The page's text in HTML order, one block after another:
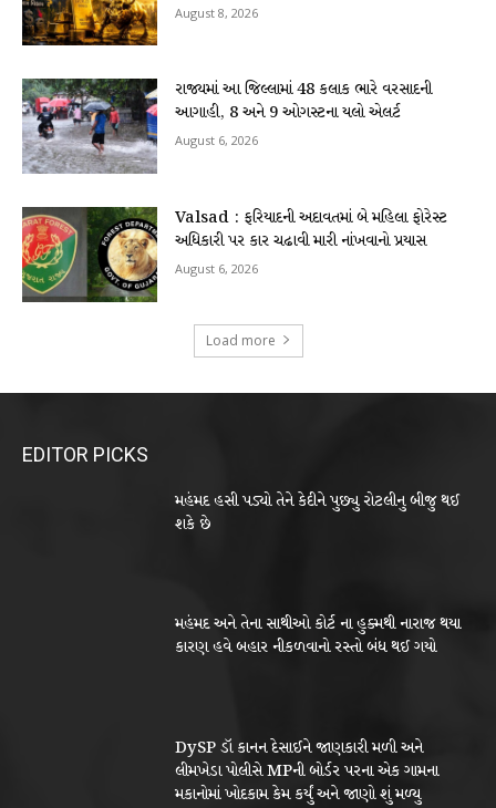
August 8, 2026
રાજ્યમાં આ જિલ્લામાં 48 કલાક ભારે વરસાદની
આગાહી, 8 અને 9 ઓગસ્ટના યલો એલર્ટ
August 6, 2026
Valsad : ફરિયાદની અદાવતમાં બે મહિલા ફોરેસ્ટ
અધિકારી પર કાર ચઢાવી મારી નાંખવાનો પ્રયાસ
August 6, 2026
Load more
EDITOR PICKS
મહંમદ હસી પડ્યો તેને કેદીને પુછ્યુ રોટલીનુ બીજુ થઈ
શકે છે
મહંમદ અને તેના સાથીઓ કોર્ટ ના હુક્મથી નારાજ થયા
કારણ હવે બહાર નીકળવાનો રસ્તો બંધ થઈ ગયો
DySP ડૉ કાનન દેસાઈને જાણકારી મળી અને
લીમખેડા પોલીસે MPની બોર્ડર પરના એક ગામના
મકાનોમાં ખોદકામ કેમ કર્યું અને જાણો શું મળ્યુ